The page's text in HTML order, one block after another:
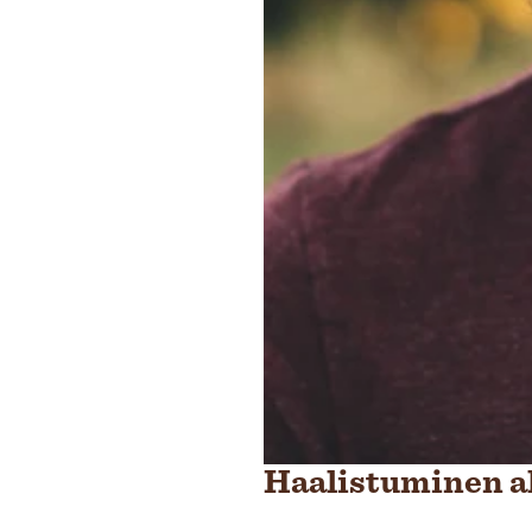
Haalistuminen